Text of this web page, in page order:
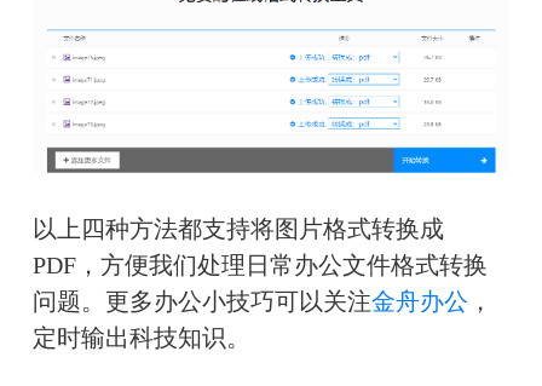
以上四种方法都支持将图片格式转换成
PDF，方便我们处理日常办公文件格式转换
问题。更多办公小技巧可以关注金舟办公 ，
定时输出科技知识。